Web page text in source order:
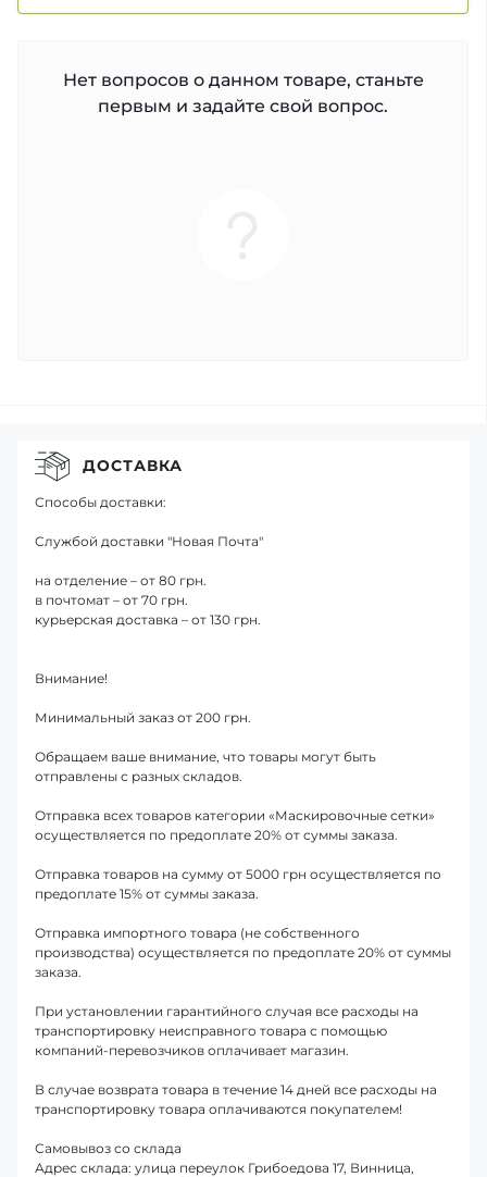
Нет вопросов о данном товаре, станьте
первым и задайте свой вопрос.
ДОСТАВКА
Способы доставки:
Службой доставки "Новая Почта"
на отделение – от 80 грн.
в почтомат – от 70 грн.
курьерская доставка – от 130 грн.
Внимание!
Минимальный заказ от 200 грн.
Обращаем ваше внимание, что товары могут быть
отправлены с разных складов.
Отправка всех товаров категории «Маскировочные сетки»
осуществляется по предоплате 20% от суммы заказа.
Отправка товаров на сумму от 5000 грн осуществляется по
предоплате 15% от суммы заказа.
Отправка импортного товара (не собственного
производства) осуществляется по предоплате 20% от суммы
заказа.
При установлении гарантийного случая все расходы на
транспортировку неисправного товара с помощью
компаний-перевозчиков оплачивает магазин.
В случае возврата товара в течение 14 дней все расходы на
транспортировку товара оплачиваются покупателем!
Самовывоз со склада
Адрес склада: улица переулок Грибоедова 17, Винница,